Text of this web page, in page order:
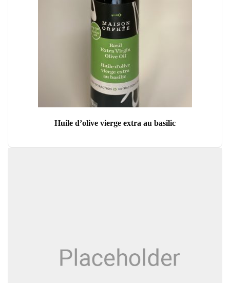
Huile d’olive vierge extra au basilic